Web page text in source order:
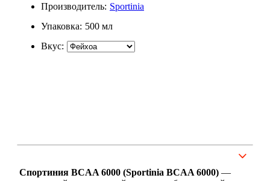
Растительный протеин
Снижение веса
Производитель: Sportinia
Упаковка: 500 мл
Вкус:
Спортиния BCAA 6000 (Sportinia BCAA 6000) ―